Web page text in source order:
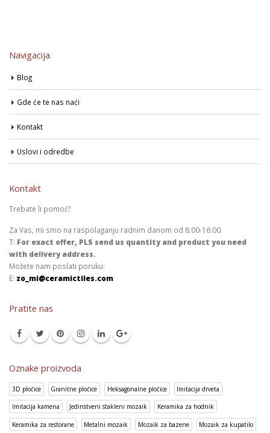
Navigacija
Blog
Gde će te nas naći
Kontakt
Uslovi i odredbe
Kontakt
Trebate li pomoć?
Za Vas, mi smo na raspolaganju radnim danom od 8:00-16:00.
T: For exact offer, PLS send us quantity and product you need
with delivery address.
Možete nam poslati poruku:
E: zo_mi@ceramictiles.com
Pratite nas
Oznake proizvoda
3D pločice Granitne pločice Heksagonalne pločice Imitacija drveta
Imitacija kamena Jedinstveni stakleni mozaik Keramika za hodnik
Keramika za restorane Metalni mozaik Mozaik za bazene Mozaik za kupatilo